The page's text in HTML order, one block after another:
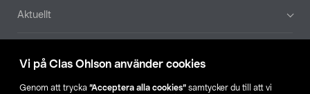
Vi på Clas Ohlson använder cookies
Genom att trycka ”Acceptera alla cookies” samtycker du till att vi
Aktuellt
Hitta butik